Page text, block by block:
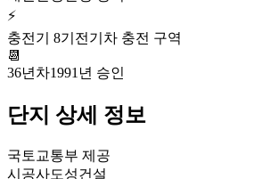
⚡
충전기 8기 전기차 충전 구역
📆
36년차1991년 승인
단지 상세 정보
국토교통부 제공
시공사도성건설